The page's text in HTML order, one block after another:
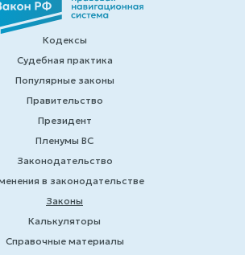
Кодексы
Судебная практика
Популярные законы
Правительство
Президент
Пленумы ВС
Законодательство
в законодательстве
Законы
Калькуляторы
Справочные материалы